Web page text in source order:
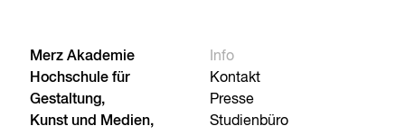
Merz Akademie
Hochschule für
Gestaltung,
Kunst und Medien,
Info
Kontakt
Presse
Studienbüro